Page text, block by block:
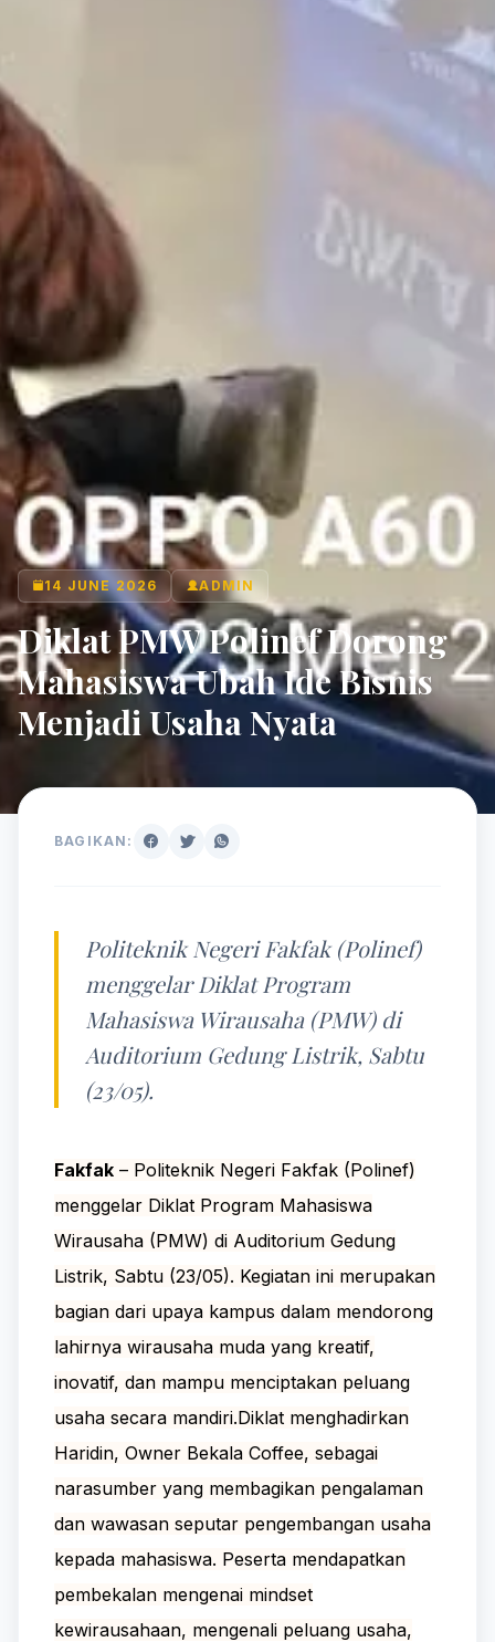
14 JUNE 2026 ADMIN
Diklat PMW Polinef Dorong
Mahasiswa Ubah Ide Bisnis
Menjadi Usaha Nyata
BAGIKAN:
Politeknik Negeri Fakfak (Polinef)
menggelar Diklat Program
Mahasiswa Wirausaha (PMW) di
Auditorium Gedung Listrik, Sabtu
(23/05).
Fakfak – Politeknik Negeri Fakfak (Polinef)
menggelar Diklat Program Mahasiswa
Wirausaha (PMW) di Auditorium Gedung
Listrik, Sabtu (23/05). Kegiatan ini merupakan
bagian dari upaya kampus dalam mendorong
lahirnya wirausaha muda yang kreatif,
inovatif, dan mampu menciptakan peluang
usaha secara mandiri.Diklat menghadirkan
Haridin, Owner Bekala Coffee, sebagai
narasumber yang membagikan pengalaman
dan wawasan seputar pengembangan usaha
kepada mahasiswa. Peserta mendapatkan
pembekalan mengenai mindset
kewirausahaan, mengenali peluang usaha,